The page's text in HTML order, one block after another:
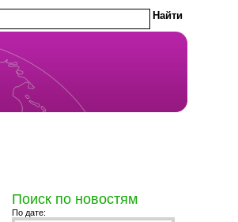
Поиск по новостям
По дате: